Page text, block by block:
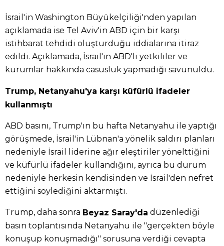
İsrail'in Washington Büyükelçiliği'nden yapılan
açıklamada ise Tel Aviv'in ABD için bir karşı
istihbarat tehdidi oluşturduğu iddialarına itiraz
edildi. Açıklamada, İsrail'in ABD'li yetkililer ve
kurumlar hakkında casusluk yapmadığı savunuldu.
Trump, Netanyahu'ya karşı küfürlü ifadeler
kullanmıştı
ABD basını, Trump'ın bu hafta Netanyahu ile yaptığı
görüşmede, İsrail'in Lübnan'a yönelik saldırı planları
nedeniyle İsrail liderine ağır eleştiriler yönelttiğini
ve küfürlü ifadeler kullandığını, ayrıca bu durum
nedeniyle herkesin kendisinden ve İsrail'den nefret
ettiğini söylediğini aktarmıştı.
Trump, daha sonra Beyaz Saray'da düzenlediği
basın toplantısında Netanyahu ile "gerçekten böyle
konuşup konuşmadığı" sorusuna verdiği cevapta